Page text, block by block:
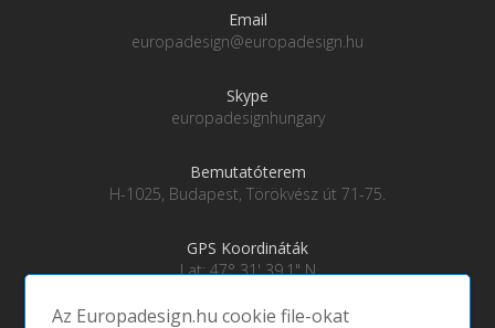
Email
europadesign@europadesign.hu
Skype
europadesignhungary
Bemutatóterem
H-1025, Budapest, Törökvész út 71-75.
GPS Koordináták
Lat: 47° 31' 39.1" N
Az Europadesign.hu cookie file-okat